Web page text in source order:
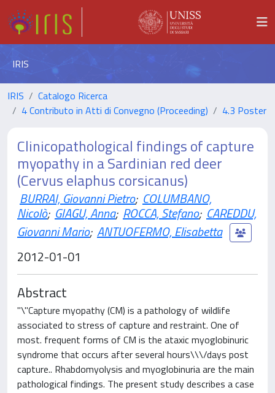
IRIS
IRIS
Catalogo Ricerca
4 Contributo in Atti di Convegno (Proceeding)
4.3 Poster
Clinicopathological findings of capture
myopathy in a Sardinian red deer
(Cervus elaphus corsicanus)
BURRAI, Giovanni Pietro; COLUMBANO,
Nicolò; GIAGU, Anna; ROCCA, Stefano; CAREDDU,
Giovanni Mario; ANTUOFERMO, Elisabetta
2012-01-01
Abstract
"\"Capture myopathy (CM) is a pathology of wildlife
associated to stress of capture and restraint. One of
most. frequent forms of CM is the ataxic myoglobinuric
syndrome that occurs after several hours\\\/days post
capture.. Rhabdomyolysis and myoglobinuria are the main
pathological findings. The present study describes a case